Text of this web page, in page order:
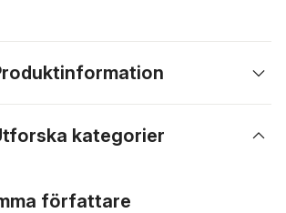
kategorier
författare